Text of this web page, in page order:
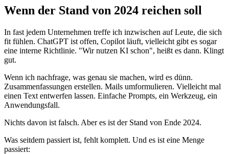
Wenn der Stand von 2024 reichen soll
In fast jedem Unternehmen treffe ich inzwischen auf Leute, die sich
fit fühlen. ChatGPT ist offen, Copilot läuft, vielleicht gibt es sogar
eine interne Richtlinie. "Wir nutzen KI schon", heißt es dann. Klingt
gut.
Wenn ich nachfrage, was genau sie machen, wird es dünn.
Zusammenfassungen erstellen. Mails umformulieren. Vielleicht mal
einen Text entwerfen lassen. Einfache Prompts, ein Werkzeug, ein
Anwendungsfall.
Nichts davon ist falsch. Aber es ist der Stand von Ende 2024.
Was seitdem passiert ist, fehlt komplett. Und es ist eine Menge
passiert: